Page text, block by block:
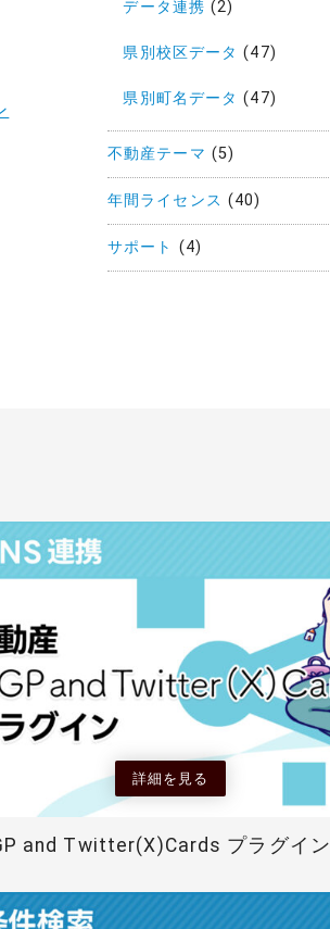
データ連携 (2)
県別校区データ (47)
県別町名データ (47)
不動産テーマ (5)
年間ライセンス (40)
サポート (4)
詳細を見る
and Twitter(X)Cards プラグイン